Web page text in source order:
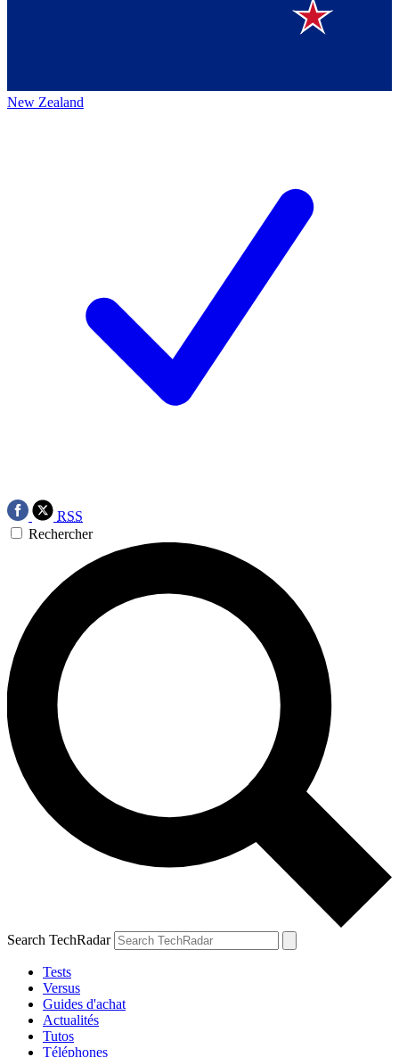
New Zealand
RSS
Rechercher
Search TechRadar
Tests
Versus
Guides d'achat
Actualités
Tutos
Téléphones